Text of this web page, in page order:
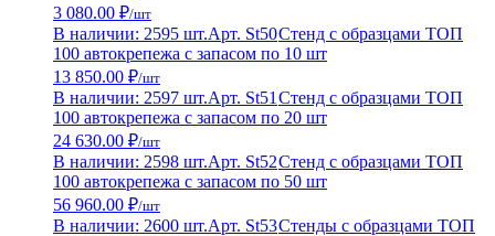
3 080.00 ₽/шт
В наличии: 2595 шт.Арт. St50Стенд с образцами ТОП
100 автокрепежа с запасом по 10 шт
13 850.00 ₽/шт
В наличии: 2597 шт.Арт. St51 Стенд с образцами ТОП
100 автокрепежа с запасом по 20 шт
24 630.00 ₽/шт
В наличии: 2598 шт.Арт. St52Стенд с образцами ТОП
100 автокрепежа с запасом по 50 шт
56 960.00 ₽/шт
В наличии: 2600 шт.Арт. St53Стенды с образцами ТОП